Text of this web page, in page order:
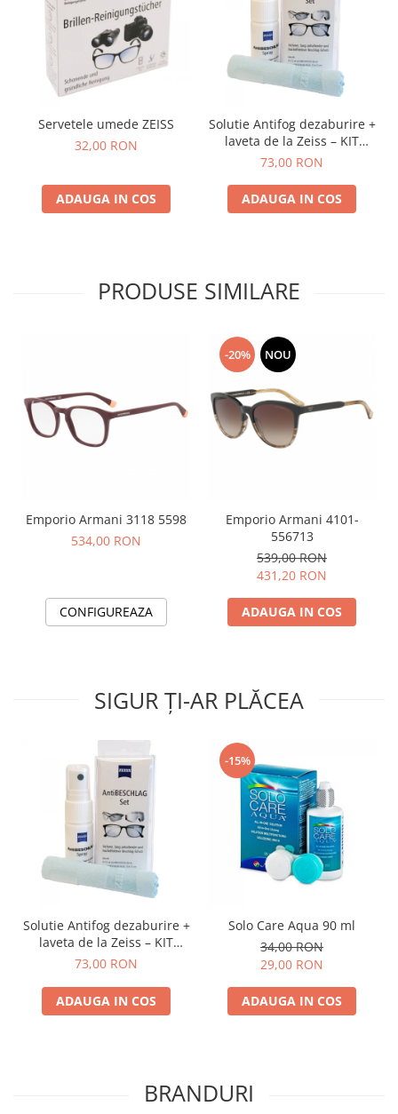
Servetele umede ZEISS
32,00 RON
ADAUGA IN COS
Solutie Antifog dezaburire +
laveta de la Zeiss – KIT
COMPLET
73,00 RON
ADAUGA IN COS
PRODUSE SIMILARE
Emporio Armani 3118 5598
534,00 RON
CONFIGUREAZA
-20% NOU
Emporio Armani 4101-
556713
539,00 RON
431,20 RON
ADAUGA IN COS
SIGUR ȚI-AR PLĂCEA
Solutie Antifog dezaburire +
laveta de la Zeiss – KIT
COMPLET
73,00 RON
ADAUGA IN COS
-15%
Solo Care Aqua 90 ml
34,00 RON
29,00 RON
ADAUGA IN COS
BRANDURI